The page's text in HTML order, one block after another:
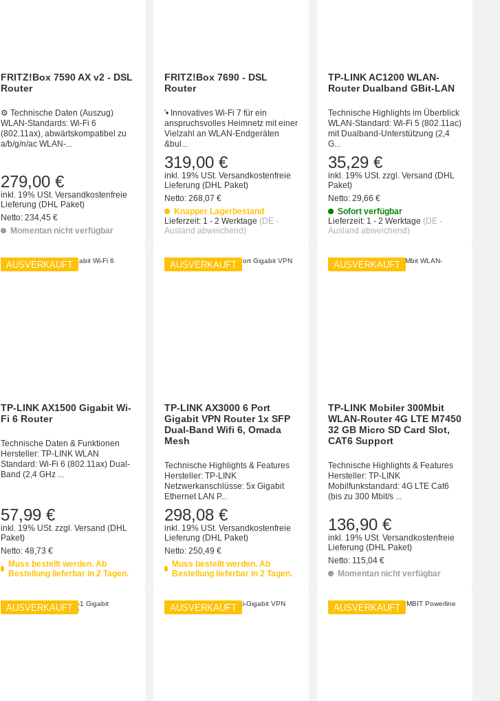
FRITZ!Box 7590 AX v2 - DSL
Router
⚙️ Technische Daten (Auszug)
WLAN-Standards: Wi-Fi 6
(802.11ax), abwärtskompatibel zu
a/b/g/n/ac WLAN-...
279,00 €
inkl. 19% USt. Versandkostenfreie
Lieferung (DHL Paket)
Netto: 234,45 €
Momentan nicht verfügbar
FRITZ!Box 7690 - DSL
Router
'• Innovatives Wi-Fi 7 für ein
anspruchsvolles Heimnetz mit einer
Vielzahl an WLAN-Endgeräten
&bul...
319,00 €
inkl. 19% USt. Versandkostenfreie
Lieferung (DHL Paket)
Netto: 268,07 €
Knapper Lagerbestand
Lieferzeit: 1 - 2 Werktage (DE -
Ausland abweichend)
TP-LINK AC1200 WLAN-
Router Dualband GBit-LAN
Technische Highlights im Überblick
WLAN-Standard: Wi-Fi 5 (802.11ac)
mit Dualband-Unterstützung (2,4
G...
35,29 €
inkl. 19% USt. zzgl. Versand (DHL
Paket)
Netto: 29,66 €
Sofort verfügbar
Lieferzeit: 1 - 2 Werktage (DE -
Ausland abweichend)
AUSVERKAUFT
TP-LINK AX1500 Gigabit Wi-
Fi 6 Router
Technische Daten & Funktionen
Hersteller: TP-LINK WLAN
Standard: Wi-Fi 6 (802.11ax) Dual-
Band (2,4 GHz ...
57,99 €
inkl. 19% USt. zzgl. Versand (DHL
Paket)
Netto: 48,73 €
Muss bestellt werden. Ab
Bestellung lieferbar in 2 Tagen.
AUSVERKAUFT
TP-LINK AX3000 6 Port
Gigabit VPN Router 1x SFP
Dual-Band Wifi 6, Omada
Mesh
Technische Highlights & Features
Hersteller: TP-LINK
Netzwerkanschlüsse: 5x Gigabit
Ethernet LAN P...
298,08 €
inkl. 19% USt. Versandkostenfreie
Lieferung (DHL Paket)
Netto: 250,49 €
Muss bestellt werden. Ab
Bestellung lieferbar in 2 Tagen.
AUSVERKAUFT
TP-LINK Mobiler 300Mbit
WLAN-Router 4G LTE M7450
32 GB Micro SD Card Slot,
CAT6 Support
Technische Highlights & Features
Hersteller: TP-LINK
Mobilfunkstandard: 4G LTE Cat6
(bis zu 300 Mbit/s ...
136,90 €
inkl. 19% USt. Versandkostenfreie
Lieferung (DHL Paket)
Netto: 115,04 €
Momentan nicht verfügbar
AUSVERKAUFT AUSVERKAUFT AUSVERKAUFT